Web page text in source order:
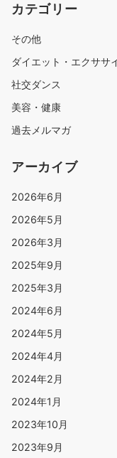
カテゴリー
その他
ダイエット・エクササ
社交ダンス
美容・健康
過去メルマガ
アーカイブ
2026年6月
2026年5月
2026年3月
2025年9月
2025年3月
2024年6月
2024年5月
2024年4月
2024年2月
2024年1月
2023年10月
2023年9月